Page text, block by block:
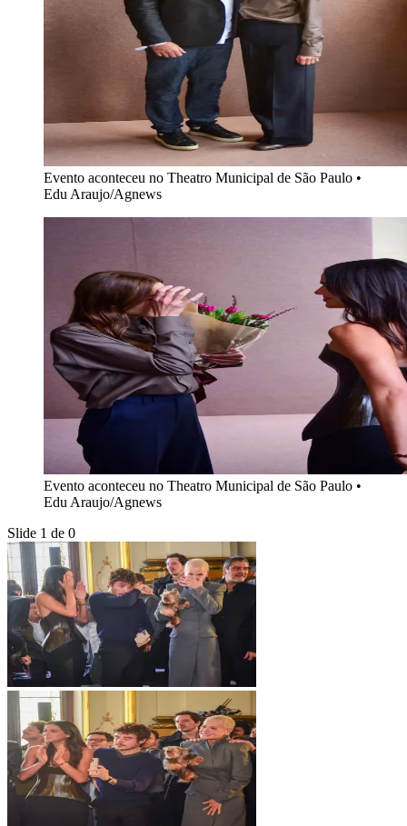
Evento aconteceu no Theatro Municipal de São Paulo •
Edu Araujo/Agnews
Evento aconteceu no Theatro Municipal de São Paulo •
Edu Araujo/Agnews
Slide 1 de 0